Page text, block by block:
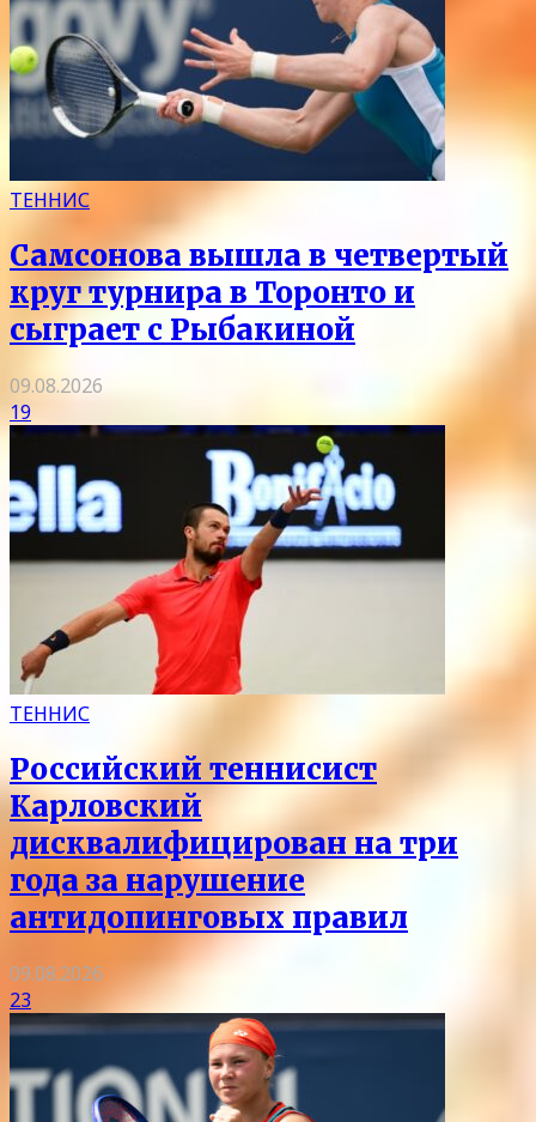
ТЕННИС
Самсонова вышла в четвертый
круг турнира в Торонто и
сыграет с Рыбакиной
09.08.2026
19
ТЕННИС
Российский теннисист
Карловский
дисквалифицирован на три
года за нарушение
антидопинговых правил
09.08.2026
23